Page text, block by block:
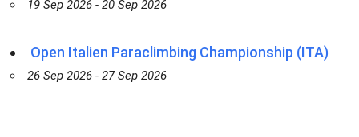
19 Sep 2026 - 20 Sep 2026
Open Italien Paraclimbing Championship (ITA)
26 Sep 2026 - 27 Sep 2026